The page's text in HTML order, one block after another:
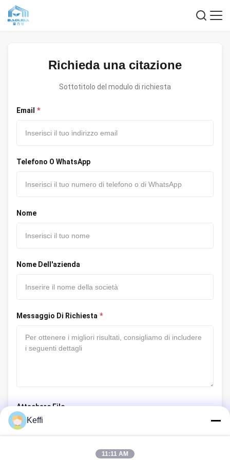
Richieda una citazione
Sottotitolo del modulo di richiesta
Email *
Telefono O WhatsApp
Nome
Nome Dell'azienda
Messaggio Di Richiesta *
Attachare File
Informazioni di caricamento file
Keffi
11:11 AM